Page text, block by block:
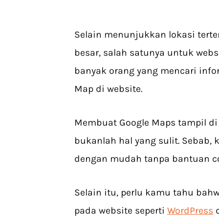
Selain menunjukkan lokasi
besar, salah satunya untuk
banyak orang yang mencari
Map di website.
Membuat Google Maps tampil
bukanlah hal yang sulit.
dengan mudah tanpa bantuan
Selain itu, perlu kamu tahu
pada website seperti WordPress